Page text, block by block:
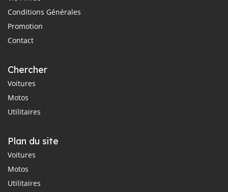
Conditions Générales
Promotion
Contact
Chercher
Voitures
Motos
Utilitaires
Plan du site
Voitures
Motos
Utilitaires